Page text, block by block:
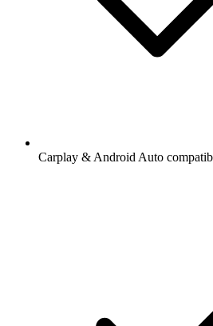
Carplay & Android Auto